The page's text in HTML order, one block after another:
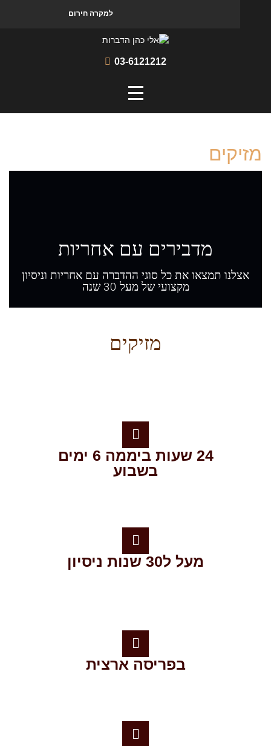
03-6121212
למקרה חירום
מדבירים עם אחריות
תמצאו את כל סוגי ההדברה עם אחריות וניסיון
מקצועי של מעל 30 שנה
מזיקים
24 שעות ביממה 6 ימים
בשבוע
מעל ל30 שנות ניסיון
בפריסה ארצית